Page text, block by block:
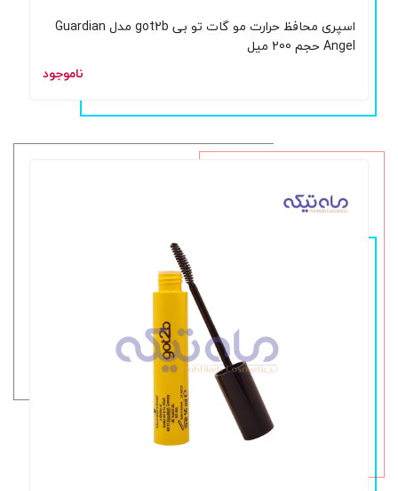
اسپری محافظ حرارت مو گات تو بی got2b مدل Guardian
Angel حجم 200 میل
ناموجود